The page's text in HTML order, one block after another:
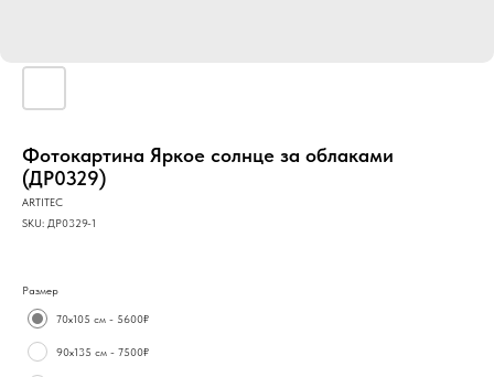
Фотокартина Яркое солнце за облаками
(ДР0329)
ARTITEC
SKU: ДР0329-1
Размер
70х105 см - 5600₽
90х135 см - 7500₽